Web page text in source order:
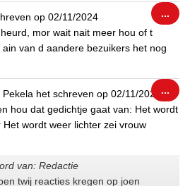
op 02/11/2024
mor wait nait meer hou of t
van d aandere bezuikers het nog
...
Pekela het schreven op 02/11/2024
hou dat gedichtje gaat van: Het wordt
wordt weer lichter zei vrouw
van: Redactie
twij reacties kregen op joen
...